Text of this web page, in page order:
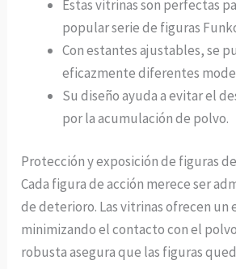
Estas vitrinas son perfectas
popular serie de figuras
Con estantes ajustables, se
eficazmente diferentes
Su diseño ayuda a evitar el
por la acumulación de polvo.
Protección y exposición de figuras
Cada figura de acción merece ser
de deterioro. Las vitrinas ofrecen un
minimizando el contacto con el
robusta asegura que las figuras